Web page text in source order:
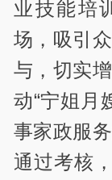
业技能培
场，吸引
与，切实
动“宁姐月
事家政服
通过考核